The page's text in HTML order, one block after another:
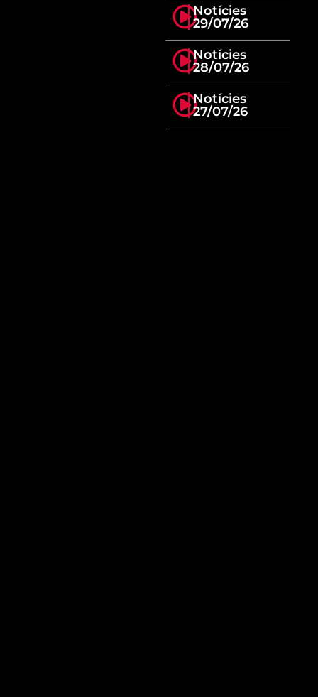
Notícies
29/07/26
Notícies
28/07/26
Notícies
27/07/26